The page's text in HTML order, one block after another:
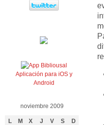
Aplicación para iOS y
Android
noviembre 2009
L M X J V S D